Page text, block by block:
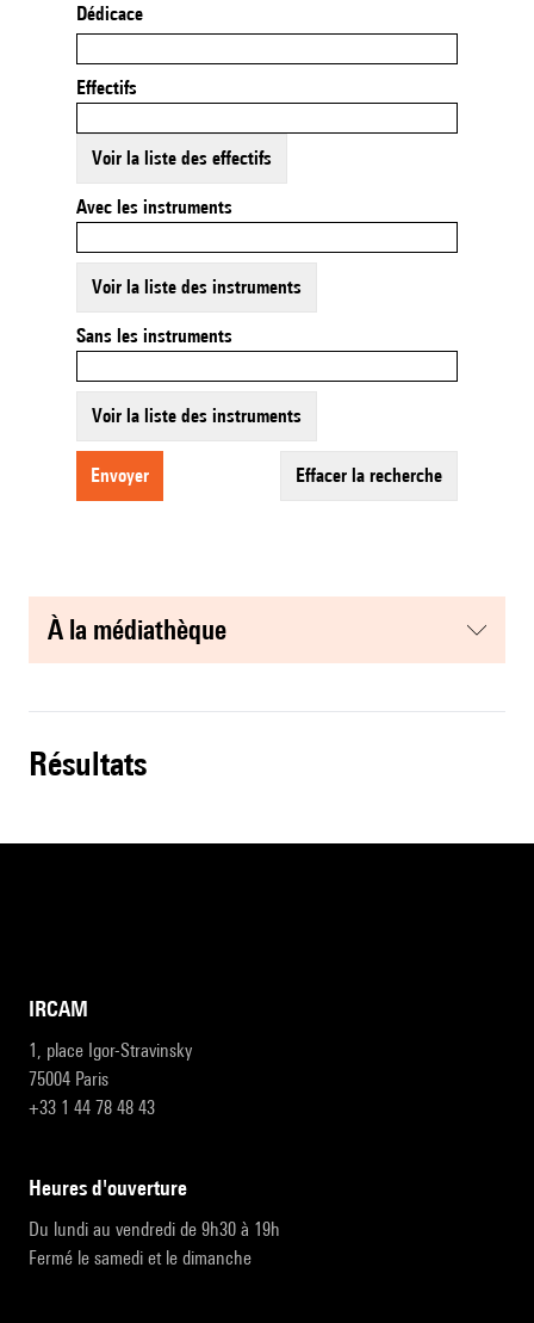
Dédicace
Effectifs
Voir la liste des effectifs
Avec les instruments
Voir la liste des instruments
Sans les instruments
Voir la liste des instruments
envoyer effacer la recherche
à la médiathèque
résultats
IRCAM
1, place Igor-Stravinsky
75004 Paris
+33 1 44 78 48 43
heures d'ouverture
Du lundi au vendredi de 9h30 à 19h
Fermé le samedi et le dimanche